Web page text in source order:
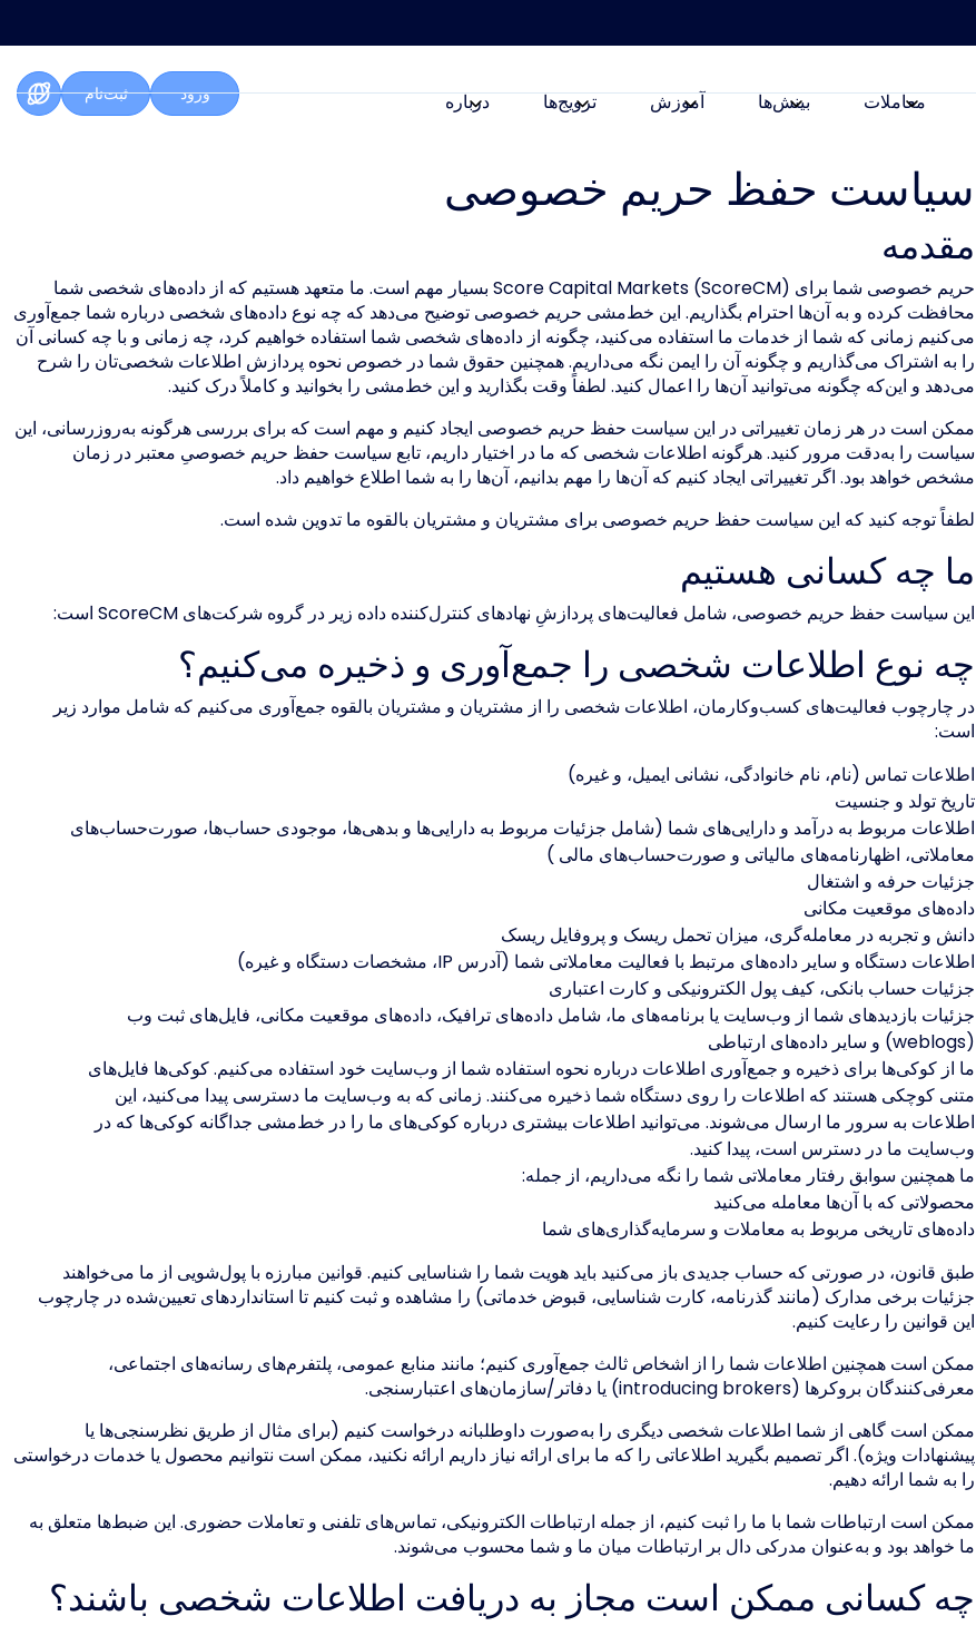
معاملات بینش‌ها آموزش ترویج‌ها درباره ورود ثبت‌نام
سیاست حفظ حریم خصوصی
مقدمه
حریم خصوصی شما برای Score Capital Markets (ScoreCM) بسیار مهم است. ما متعهد هستیم که از داده‌های شخصی شما
محافظت کرده و به آن‌ها احترام بگذاریم. این خط‌مشی حریم خصوصی توضیح می‌دهد که چه نوع داده‌های شخصی درباره شما جمع‌آوری
می‌کنیم زمانی که شما از خدمات ما استفاده می‌کنید، چگونه از داده‌های شخصی شما استفاده خواهیم کرد، چه زمانی و با چه کسانی آن
را به اشتراک می‌گذاریم و چگونه آن را ایمن نگه می‌داریم. همچنین حقوق شما در خصوص نحوه پردازش اطلاعات شخصی‌تان را شرح
می‌دهد و این‌که چگونه می‌توانید آن‌ها را اعمال کنید. لطفاً وقت بگذارید و این خط‌مشی را بخوانید و کاملاً درک کنید.
ممکن است در هر زمان تغییراتی در این سیاست حفظ حریم خصوصی ایجاد کنیم و مهم است که برای بررسی هرگونه به‌روزرسانی، این
سیاست را به‌دقت مرور کنید. هرگونه اطلاعات شخصی که ما در اختیار داریم، تابع سیاست حفظ حریم خصوصیِ معتبر در زمان
مشخص خواهد بود. اگر تغییراتی ایجاد کنیم که آن‌ها را مهم بدانیم، آن‌ها را به شما اطلاع خواهیم داد.
لطفاً توجه کنید که این سیاست حفظ حریم خصوصی برای مشتریان و مشتریان بالقوه ما تدوین شده است.
ما چه کسانی هستیم
این سیاست حفظ حریم خصوصی، شامل فعالیت‌های پردازشِ نهادهای کنترل‌کننده داده زیر در گروه شرکت‌های ScoreCM است:
چه نوع اطلاعات شخصی را جمع‌آوری و ذخیره می‌کنیم؟
در چارچوب فعالیت‌های کسب‌وکارمان، اطلاعات شخصی را از مشتریان و مشتریان بالقوه جمع‌آوری می‌کنیم که شامل موارد زیر
است:
اطلاعات تماس (نام، نام خانوادگی، نشانی ایمیل، و غیره)
تاریخ تولد و جنسیت
اطلاعات مربوط به درآمد و دارایی‌های شما (شامل جزئیات مربوط به دارایی‌ها و بدهی‌ها، موجودی حساب‌ها، صورت‌حساب‌های
معاملاتی، اظهارنامه‌های مالیاتی و صورت‌حساب‌های مالی )
جزئیات حرفه و اشتغال
داده‌های موقعیت مکانی
دانش و تجربه در معامله‌گری، میزان تحمل ریسک و پروفایل ریسک
اطلاعات دستگاه و سایر داده‌های مرتبط با فعالیت معاملاتی شما (آدرس IP، مشخصات دستگاه و غیره)
جزئیات حساب بانکی، کیف پول الکترونیکی و کارت اعتباری
جزئیات بازدیدهای شما از وب‌سایت یا برنامه‌های ما، شامل داده‌های ترافیک، داده‌های موقعیت مکانی، فایل‌های ثبت وب
(weblogs) و سایر داده‌های ارتباطی
ما از کوکی‌ها برای ذخیره و جمع‌آوری اطلاعات درباره نحوه استفاده شما از وب‌سایت خود استفاده می‌کنیم. کوکی‌ها فایل‌های
متنی کوچکی هستند که اطلاعات را روی دستگاه شما ذخیره می‌کنند. زمانی که به وب‌سایت ما دسترسی پیدا می‌کنید، این
اطلاعات به سرور ما ارسال می‌شوند. می‌توانید اطلاعات بیشتری درباره کوکی‌های ما را در خط‌مشی جداگانه کوکی‌ها که در
وب‌سایت ما در دسترس است، پیدا کنید.
ما همچنین سوابق رفتار معاملاتی شما را نگه می‌داریم، از جمله:
محصولاتی که با آن‌ها معامله می‌کنید
داده‌های تاریخی مربوط به معاملات و سرمایه‌گذاری‌های شما
طبق قانون، در صورتی که حساب جدیدی باز می‌کنید باید هویت شما را شناسایی کنیم. قوانین مبارزه با پول‌شویی از ما می‌خواهند
جزئیات برخی مدارک (مانند گذرنامه، کارت شناسایی، قبوض خدماتی) را مشاهده و ثبت کنیم تا استانداردهای تعیین‌شده در چارچوب
این قوانین را رعایت کنیم.
ممکن است همچنین اطلاعات شما را از اشخاص ثالث جمع‌آوری کنیم؛ مانند منابع عمومی، پلتفرم‌های رسانه‌های اجتماعی،
معرفی‌کنندگان بروکرها (introducing brokers) یا دفاتر/سازمان‌های اعتبارسنجی.
ممکن است گاهی از شما اطلاعات شخصی دیگری را به‌صورت داوطلبانه درخواست کنیم (برای مثال از طریق نظرسنجی‌ها یا
پیشنهادات ویژه). اگر تصمیم بگیرید اطلاعاتی را که ما برای ارائه نیاز داریم ارائه نکنید، ممکن است نتوانیم محصول یا خدمات درخواستی
را به شما ارائه دهیم.
ممکن است ارتباطات شما با ما را ثبت کنیم، از جمله ارتباطات الکترونیکی، تماس‌های تلفنی و تعاملات حضوری. این ضبط‌ها متعلق به
ما خواهد بود و به‌عنوان مدرکی دال بر ارتباطات میان ما و شما محسوب می‌شوند.
چه کسانی ممکن است مجاز به دریافت اطلاعات شخصی باشند؟